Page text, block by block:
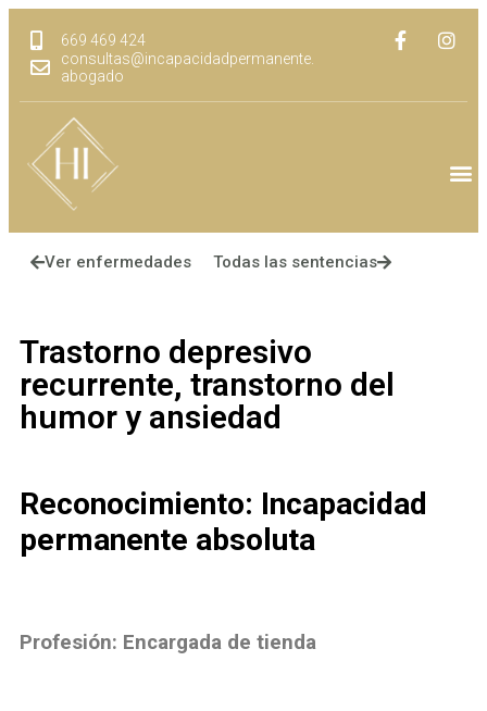
669 469 424
consultas@incapacidadpermanente.
abogado
Ver enfermedades Todas las sentencias
Trastorno depresivo
recurrente, transtorno del
humor y ansiedad
Reconocimiento: Incapacidad
permanente absoluta
Profesión: Encargada de tienda